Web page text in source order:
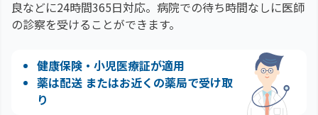
良などに24時間365日対応。 病院での待ち時間なしに医師
の診察を受けることができます。
健康保険・小児医療証が適用
薬は配送 またはお近くの薬局で受け取
り